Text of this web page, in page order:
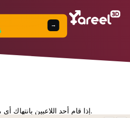
→
إذا قام أحد اللاعبين بانتهاك أي من قواعد اللعبة، يمكنك الإبلاغ عنه.